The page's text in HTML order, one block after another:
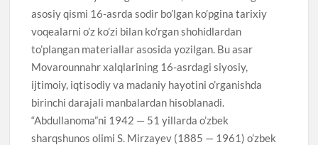
asosiy qismi 16-asrda sodir bo’lgan ko’pgina tarixiy
voqealarni o’z ko’zi bilan ko’rgan shohidlardan
to’plangan materiallar asosida yozilgan. Bu asar
Movarounnahr xalqlarining 16-asrdagi siyosiy,
ijtimoiy, iqtisodiy va madaniy hayotini o’rganishda
birinchi darajali manbalardan hisoblanadi.
“Abdullanoma”ni 1942 — 51 yillarda o’zbek
sharqshunos olimi S. Mirzayev (1885 — 1961) o’zbek